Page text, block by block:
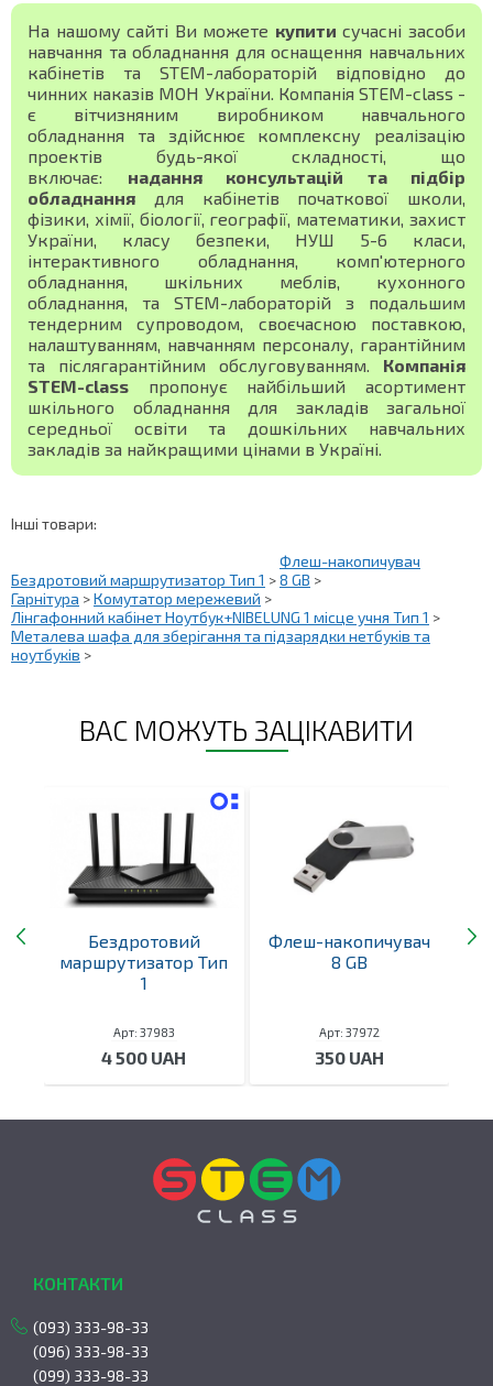
На нашому сайті Ви можете купити сучасні засоби
навчання та обладнання для оснащення навчальних
кабінетів та STEM-лабораторій відповідно до
чинних наказів МОН України. Компанія STEM-class -
є вітчизняним виробником навчального
обладнання та здійснює комплексну реалізацію
проектів будь-якої складності, що
включає: надання консультацій та підбір
обладнання для кабінетів початкової школи,
фізики, хімії, біології, географії, математики, захист
України, класу безпеки, НУШ 5-6 класи,
інтерактивного обладнання, комп'ютерного
обладнання, шкільних меблів, кухонного
обладнання, та STEM-лабораторій з подальшим
тендерним супроводом, своєчасною поставкою,
налаштуванням, навчанням персоналу, гарантійним
та післягарантійним обслуговуванням. Компанія
STEM-class пропонує найбільший асортимент
шкільного обладнання для закладів загальної
середньої освіти та дошкільних навчальних
закладів за найкращими цінами в Україні.
Інші товари:
Бездротовий маршрутизатор Тип 1 >
Флеш-накопичувач
8 GB >
Гарнітура >Комутатор мережевий >
Лінгафонний кабінет Ноутбук+NIBELUNG 1 місце учня Тип 1 >
Металева шафа для зберігання та підзарядки нетбуків та
ноутбуків >
ВАС МОЖУТЬ ЗАЦІКАВИТИ
Бездротовий
маршрутизатор Тип
1
Арт: 37983
4 500 UAH
Флеш-накопичувач
8 GB
Арт: 37972
350 UAH
КОНТАКТИ
(093) 333-98-33
(096) 333-98-33
(099) 333-98-33